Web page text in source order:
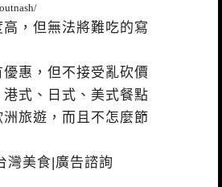
，但無法將難吃的寫
惠，但不接受亂砍價
式、日式、美式餐點
旅遊，而且不怎麼節
灣美食|廣告諮詢